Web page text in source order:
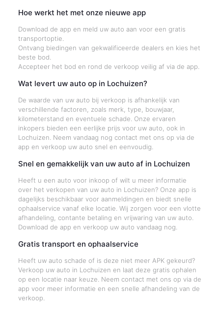
Hoe werkt het met onze nieuwe app
Download de app en meld uw auto aan voor een gratis
transportoptie.
Ontvang biedingen van gekwalificeerde dealers en kies het
beste bod.
Accepteer het bod en rond de verkoop veilig af via de app.
Wat levert uw auto op in Lochuizen?
De waarde van uw auto bij verkoop is afhankelijk van
verschillende factoren, zoals merk, type, bouwjaar,
kilometerstand en eventuele schade. Onze ervaren
inkopers bieden een eerlijke prijs voor uw auto, ook in
Lochuizen. Neem vandaag nog contact met ons op via de
app en verkoop uw auto snel en eenvoudig.
Snel en gemakkelijk van uw auto af in Lochuizen
Heeft u een auto voor inkoop of wilt u meer informatie
over het verkopen van uw auto in Lochuizen? Onze app is
dagelijks beschikbaar voor aanmeldingen en biedt snelle
ophaalservice vanaf elke locatie. Wij zorgen voor een vlotte
afhandeling, contante betaling en vrijwaring van uw auto.
Download de app en verkoop uw auto vandaag nog.
Gratis transport en ophaalservice
Heeft uw auto schade of is deze niet meer APK gekeurd?
Verkoop uw auto in Lochuizen en laat deze gratis ophalen
op een locatie naar keuze. Neem contact met ons op via de
app voor meer informatie en een snelle afhandeling van de
verkoop.